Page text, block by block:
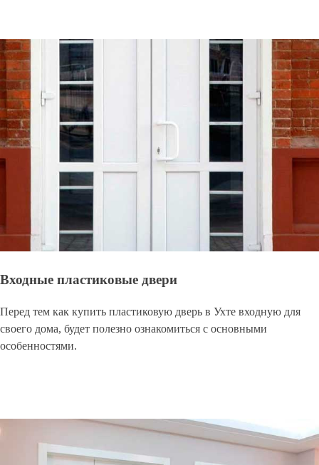
Входные пластиковые двери
Перед тем как купить пластиковую дверь в Ухте входную для
своего дома, будет полезно ознакомиться с основными
особенностями.